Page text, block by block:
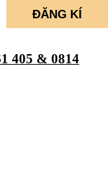
405 & 0814